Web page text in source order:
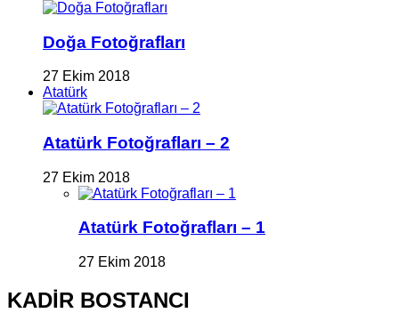
Doğa Fotoğrafları
27 Ekim 2018
Atatürk
Atatürk Fotoğrafları – 2
27 Ekim 2018
Atatürk Fotoğrafları – 1
27 Ekim 2018
KADİR BOSTANCI